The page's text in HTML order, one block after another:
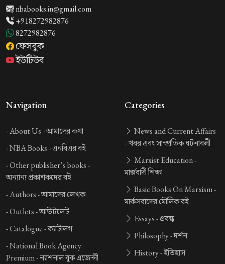
nbabooks.in@gmail.com
+918272982876
8272982876
ফেসবুক
ইউটিউব
Navigation
-About Us -আমাদের কথা
-NBA Books -এনবিএর বই
-Other publisher’s books -
অন্যান্য প্রকাশকদের বই
-Authors -আমাদের লেখক
-Outlets -আউটলেট
-Catalogue -ক্যাটালগ
-National Book Agency
Premium -ন্যাশনাল বুক এজেন্সী
Categories
News and Current Affairs
-খবর এবং সাম্প্রতিক ঘটনাবলী
Marxist Education -
মার্ক্সবাদী শিক্ষা
Basic Books On Marxism -
মার্কসবাদের মৌলিক বই
Essays -প্রবন্ধ
Philosophy -দর্শন
History -ইতিহাস